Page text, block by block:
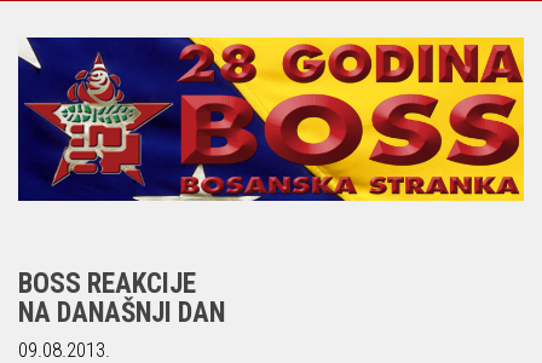
BOSS REAKCIJE
NA DANAŠNJI DAN
09.08.2013.